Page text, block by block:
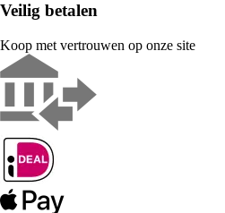
Veilig betalen
Koop met vertrouwen op onze site